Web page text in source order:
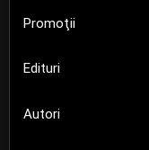
Promoţii
Edituri
Autori